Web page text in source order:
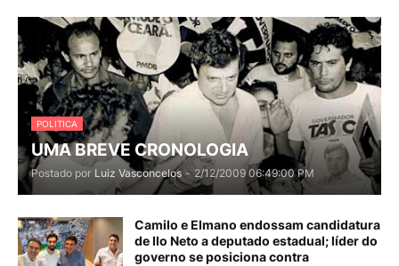
POLITICA
UMA BREVE CRONOLOGIA
Postado por Luiz Vasconcelos - 2/12/2009 06:49:00 PM
Camilo e Elmano endossam candidatura
de Ilo Neto a deputado estadual; líder do
governo se posiciona contra